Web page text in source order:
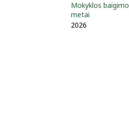
Mokyklos baigimo
metai
2026